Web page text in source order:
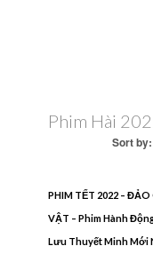
Phim Hài
Sort by:
PHIM TẾT 2022 – ĐẢO
VẬT – Phim Hành
Lưu Thuyết Minh Mới